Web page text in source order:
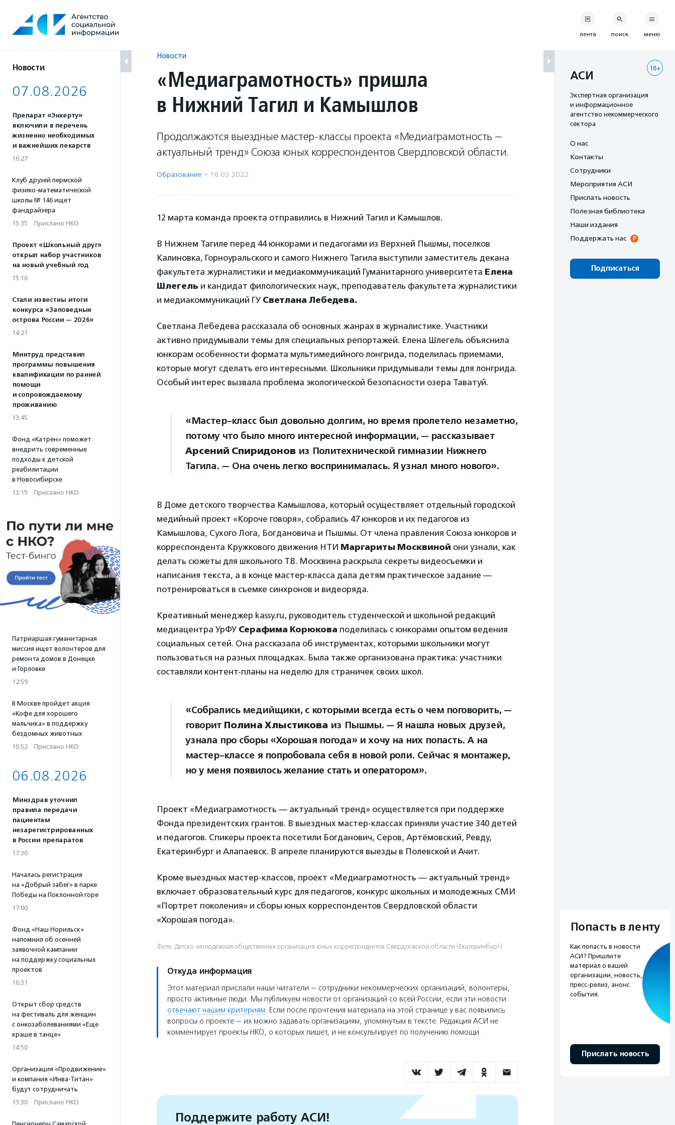
содержанию
Новости
07.08.2026
Препарат «Энхерту»
включили в перечень
жизненно необходимых
и важнейших лекарств
16:27
Клуб друзей пермской
физико-математической
школы № 146 ищет
фандрайзера
15:35 · Прислано НКО
Проект «Школьный друг»
открыл набор участников
на новый учебный год
15:16
Стали известны итоги
конкурса «Заповедные
острова России — 2026»
14:21
Минтруд представил
программы повышения
квалификации по ранней
помощи
и сопровождаемому
проживанию
13:45
Фонд «Катрен» поможет
внедрить современные
подходы к детской
реабилитации
в Новосибирске
13:15 · Прислано НКО
Патриаршая гуманитарная
миссия ищет волонтеров для
ремонта домов в Донецке
и Горловке
12:59
В Москве пройдет акция
«Кофе для хорошего
мальчика» в поддержку
бездомных животных
10:52 · Прислано НКО
06.08.2026
Минздрав уточнил
правила передачи
пациентам
незарегистрированных
в России препаратов
17:30
Началась регистрация
на «Добрый забег» в парке
Победы на Поклонной горе
17:00
Фонд «Наш Норильск»
напомнил об осенней
заявочной кампании
на поддержку социальных
проектов
16:31
Открыт сбор средств
на фестиваль для женщин
с онкозаболеваниями «Еще
краше в танце»
14:50
Организация «Продвижение»
и компания «Инва-Титан»
будут сотрудничать
13:30 · Прислано НКО
Новости
«Медиаграмотность» пришла
в Нижний Тагил и Камышлов
Продолжаются выездные мастер-классы проекта «Медиаграмотность —
актуальный тренд» Союза юных корреспондентов Свердловской области.
Образование · 16.03.2022
12 марта команда проекта отправились в Нижний Тагил и Камышлов.
В Нижнем Тагиле перед 44 юнкорами и педагогами из Верхней Пышмы, поселков
Калиновка, Горноуральского и самого Нижнего Тагила выступили заместитель декана
факультета журналистики и медиакоммуникаций Гуманитарного университета Елена
Шлегель и кандидат филологических наук, преподаватель факультета журналистики
и медиакоммуникаций ГУ Светлана Лебедева.
Светлана Лебедева рассказала об основных жанрах в журналистике. Участники
активно придумывали темы для специальных репортажей. Елена Шлегель объяснила
юнкорам особенности формата мультимедийного лонгрида, поделилась приемами,
которые могут сделать его интересными. Школьники придумывали темы для лонгрида.
Особый интерес вызвала проблема экологической безопасности озера Таватуй.
«Мастер-класс был довольно долгим, но время пролетело незаметно,
потому что было много интересной информации, — рассказывает
Арсений Спиридонов из Политехнической гимназии Нижнего
Тагила. — Она очень легко воспринималась. Я узнал много нового».
В Доме детского творчества Камышлова, который осуществляет отдельный городской
медийный проект «Короче говоря», собрались 47 юнкоров и их педагогов из
Камышлова, Сухого Лога, Богдановича и Пышмы. От члена правления Союза юнкоров и
корреспондента Кружкового движения НТИ Маргариты Москвиной они узнали, как
делать сюжеты для школьного ТВ. Москвина раскрыла секреты видеосъемки и
написания текста, а в конце мастер-класса дала детям практическое задание —
потренироваться в съемке синхронов и видеоряда.
Креативный менеджер kassy.ru, руководитель студенческой и школьной редакций
медиацентра УрФУ Серафима Корюкова поделилась с юнкорами опытом ведения
социальных сетей. Она рассказала об инструментах, которыми школьники могут
пользоваться на разных площадках. Была также организована практика: участники
составляли контент-планы на неделю для страничек своих школ.
«Собрались медийщики, с которыми всегда есть о чем поговорить, —
говорит Полина Хлыстикова из Пышмы. — Я нашла новых друзей,
узнала про сборы «Хорошая погода» и хочу на них попасть. А на
мастер-классе я попробовала себя в новой роли. Сейчас я монтажер,
но у меня появилось желание стать и оператором».
Проект «Медиаграмотность — актуальный тренд» осуществляется при поддержке
Фонда президентских грантов. В выездных мастер-классах приняли участие 340 детей
и педагогов. Спикеры проекта посетили Богданович, Серов, Артёмовский, Ревду,
Екатеринбург и Алапаевск. В апреле планируются выезды в Полевской и Ачит.
Кроме выездных мастер-классов, проект «Медиаграмотность — актуальный тренд»
включает образовательный курс для педагогов, конкурс школьных и молодежных СМИ
«Портрет поколения» и сборы юных корреспондентов Свердловской области
«Хорошая погода».
Фото: Детско-молодежная общественная организация юных корреспондентов Свердловской области (Екатеринбург)
Откуда информация
Этот материал прислали наши читатели — сотрудники некоммерческих организаций, волонтеры,
просто активные люди. Мы публикуем новости от организаций со всей России, если эти новости
отвечают нашим критериям. Если после прочтения материала на этой странице у вас появились
вопросы о проекте — их можно задавать организациям, упомянутым в тексте. Редакция АСИ не
комментирует проекты НКО, о которых пишет, и не консультирует по получению помощи.
Поддержите работу АСИ!
лента поиск меню
18+
АСИ
Экспертная организация
и информационное
агентство некоммерческого
сектора
О нас
Контакты
Сотрудники
Мероприятия АСИ
Прислать новость
Полезная библиотека
Наши издания
Поддержать нас
Подписаться
Попасть в ленту
Как попасть в новости
АСИ? Пришлите
материал о вашей
организации, новость,
пресс-релиз, анонс
события.
Прислать новость